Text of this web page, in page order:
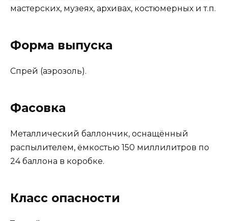
мастерских, музеях, архивах, костюмерных и т.п.
Форма выпуска
Спрей (аэрозоль).
Фасовка
Металлический баллончик, оснащённый
распылителем, ёмкостью 150 миллилитров по
24 баллона в коробке.
Класс опасности